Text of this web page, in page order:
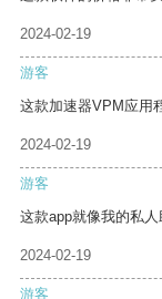
2024-02-19
游客
这款加速器VPM应用
2024-02-19
游客
这款app就像我的私人
2024-02-19
游客